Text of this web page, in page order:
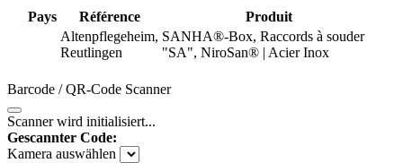
Pays Référence
Produit
Altenpflegeheim,
Reutlingen
SANHA®-Box, Raccords à souder
"SA", NiroSan® | Acier Inox
Barcode / QR-Code Scanner
Scanner wird initialisiert...
Gescannter Code:
Kamera auswählen